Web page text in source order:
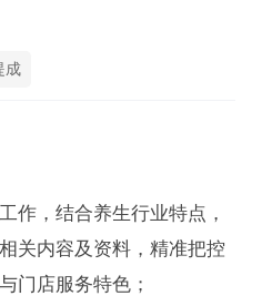
成
作，结合养生行业特点，
关内容及资料，精准把控
门店服务特色；